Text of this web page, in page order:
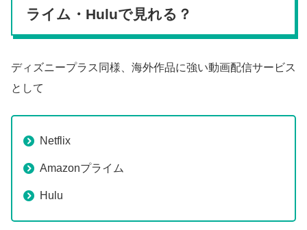
ライム・Huluで見れる？
ディズニープラス同様、海外作品に強い動画配信サービス
として
Netflix
Amazonプライム
Hulu